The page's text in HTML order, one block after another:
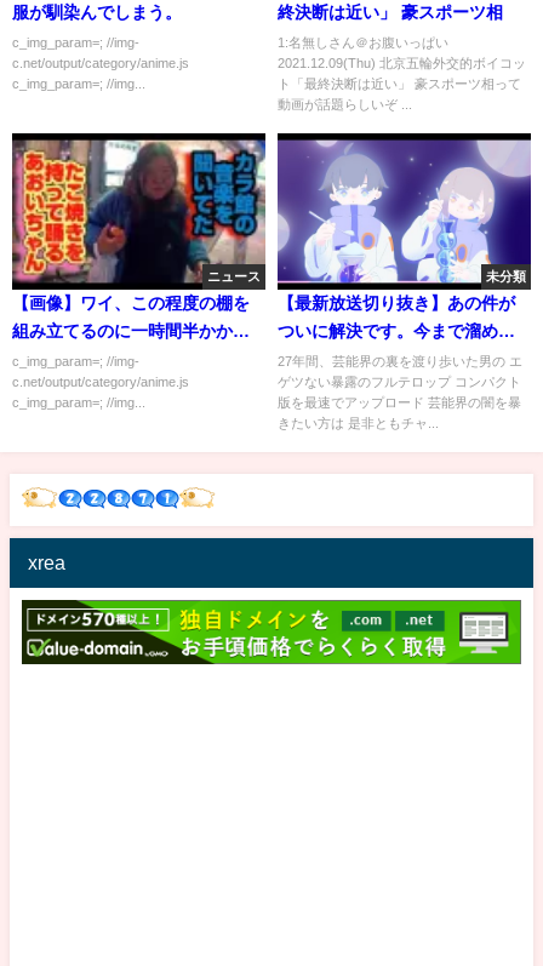
服が馴染んでしまう。
c_img_param=; //img-
c.net/output/category/anime.js
c_img_param=; //img...
終決断は近い」 豪スポーツ相
1:名無しさん＠お腹いっぱい
2021.12.09(Thu) 北京五輪外交的ボイコッ
ト「最終決断は近い」 豪スポーツ相って
動画が話題らしいぞ ...
ニュース
【画像】ワイ、この程度の棚を
組み立てるのに一時間半かかっ
てしまう…
c_img_param=; //img-
c.net/output/category/anime.js
c_img_param=; //img...
未分類
【最新放送切り抜き】あの件が
ついに解決です。今まで溜めて
きましたが、全てをみなさんに
お話します。ガーシーと綾野剛
がつに電撃和解か？（予想）
27年間、芸能界の裏を渡り歩いた男の エ
ゲツない暴露のフルテロップ コンパクト
版を最速でアップロード 芸能界の闇を暴
きたい方は 是非ともチャ...
xrea